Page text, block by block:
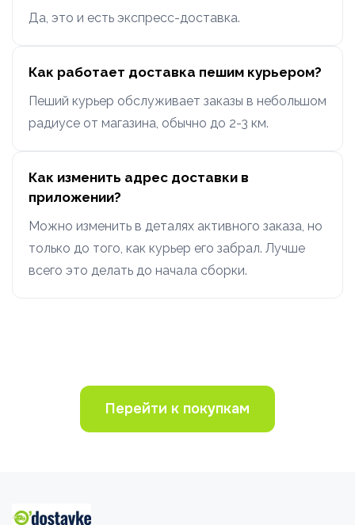
Да, это и есть экспресс-доставка.
Как работает доставка пешим курьером?
Пеший курьер обслуживает заказы в небольшом
радиусе от магазина, обычно до 2-3 км.
Как изменить адрес доставки в
приложении?
Можно изменить в деталях активного заказа, но
только до того, как курьер его забрал. Лучше
всего это делать до начала сборки.
Перейти к покупкам